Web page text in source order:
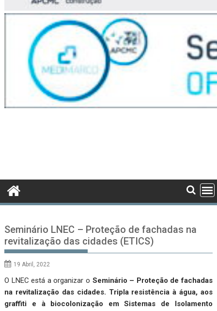
Seminário LNEC – Proteção de fachadas na
revitalização das cidades (ETICS)
19 Abril, 2022
O LNEC está a organizar o Seminário – Proteção de fachadas
na revitalização das cidades. Tripla resistência à água, aos
graffiti e à biocolonização em Sistemas de Isolamento